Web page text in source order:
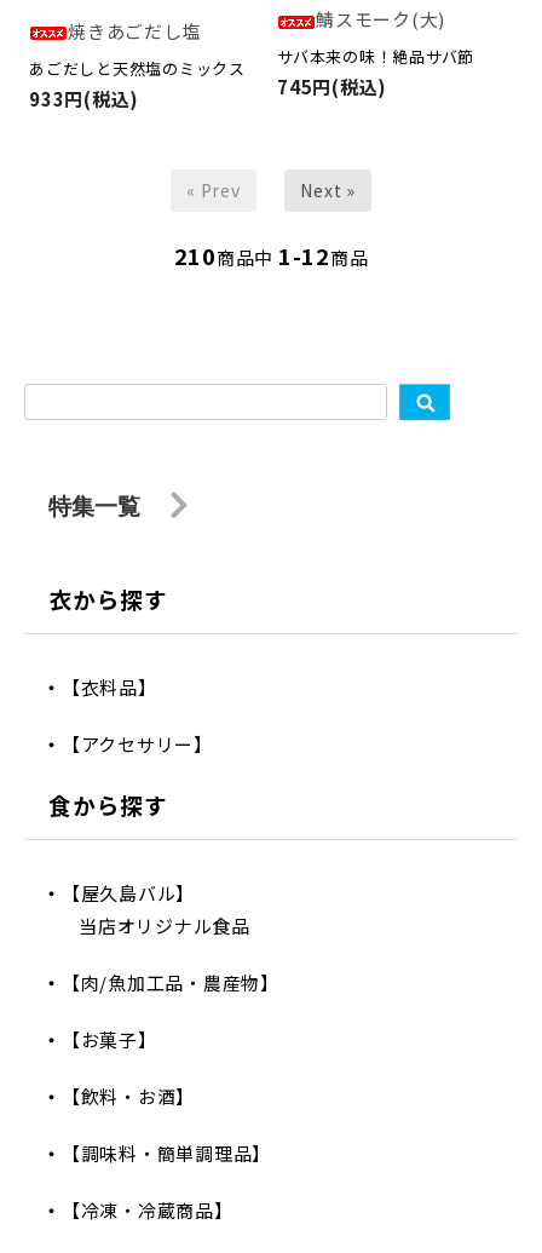
焼きあごだし塩
あごだしと天然塩のミックス
933円(税込)
鯖スモーク(大)
サバ本来の味！絶品サバ節
745円(税込)
« Prev Next »
210商品中 1-12商品
特集一覧
衣から探す
【衣料品】
【アクセサリー】
食から探す
【屋久島バル】
当店オリジナル食品
【肉/魚加工品・農産物】
【お菓子】
【飲料・お酒】
【調味料・簡単調理品】
【冷凍・冷蔵商品】